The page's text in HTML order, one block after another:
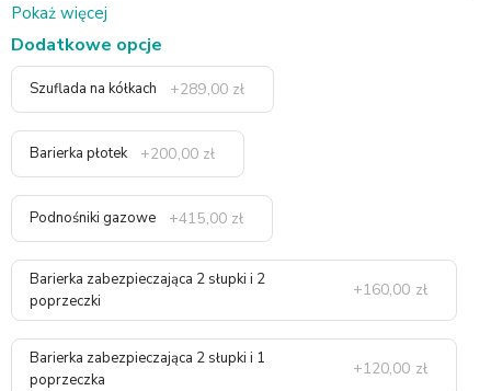
Pokaż więcej
Dodatkowe opcje
Szuflada na kółkach +289,00 zł
Barierka płotek +200,00 zł
Podnośniki gazowe +415,00 zł
Barierka zabezpieczająca 2 słupki i 2
poprzeczki
+160,00 zł
Barierka zabezpieczająca 2 słupki i 1
poprzeczka
+120,00 zł